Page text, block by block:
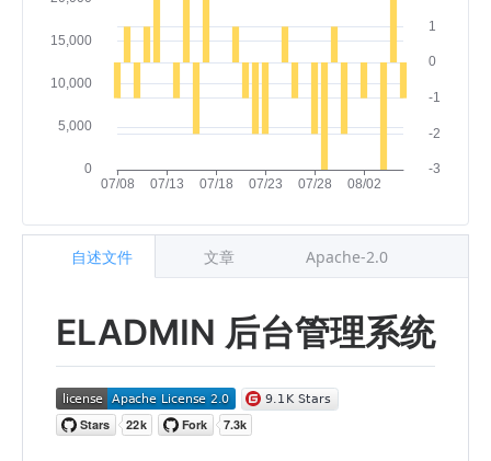
ELADMIN 后台管理系统
自述文件 文章 Apache-2.0